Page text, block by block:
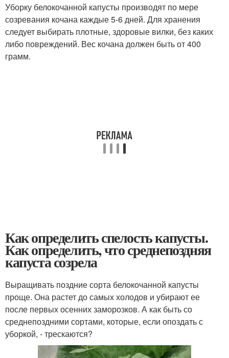
Уборку белокочанной капусты производят по мере
созревания кочана каждые 5-6 дней. Для хранения
следует выбирать плотные, здоровые вилки, без каких
либо повреждений. Вес кочана должен быть от 400
грамм.
Как определить спелость капусты.
Как определить, что среднепоздняя
капуста созрела
Выращивать поздние сорта белокочанной капусты
проще. Она растет до самых холодов и убирают ее
после первых осенних заморозков. А как быть со
среднепоздними сортами, которые, если опоздать с
уборкой, - трескаются?